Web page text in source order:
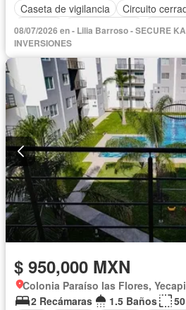
Caseta de vigilancia
Circuito
Cisterna
Cocina integral
Estacionamiento
Zonas verdes
Sin amueblar
08/07/2026 en - Lilia Barroso - SECURE KAPITAL
INVERSIONES
$ 950,000 MXN
Colonia Paraíso las Flores,
2 Recámaras
1.5 Baños